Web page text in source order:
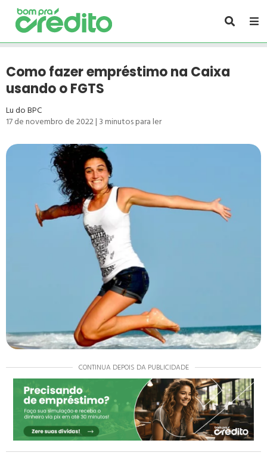
Como fazer empréstimo na Caixa
usando o FGTS
Lu do BPC
17 de novembro de 2022| 3minutos para ler
CONTINUA DEPOIS DA PUBLICIDADE